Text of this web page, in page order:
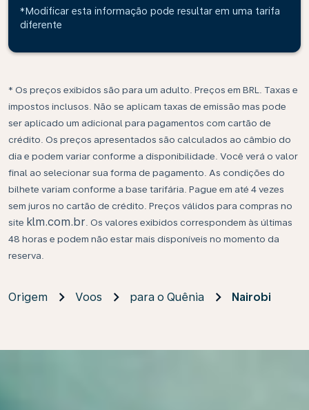
*Modificar esta informação pode resultar em uma tarifa
diferente
* Os preços exibidos são para um adulto. Preços em BRL. Taxas e
impostos inclusos. Não se aplicam taxas de emissão mas pode
ser aplicado um adicional para pagamentos com cartão de
crédito. Os preços apresentados são calculados ao câmbio do
dia e podem variar conforme a disponibilidade. Você verá o valor
final ao selecionar sua forma de pagamento. As condições do
bilhete variam conforme a base tarifária. Pague em até 4 vezes
sem juros no cartão de crédito. Preços válidos para compras no
site klm.com.br . Os valores exibidos correspondem às últimas
48 horas e podem não estar mais disponíveis no momento da
reserva.
Origem Voos para o Quênia Nairobi